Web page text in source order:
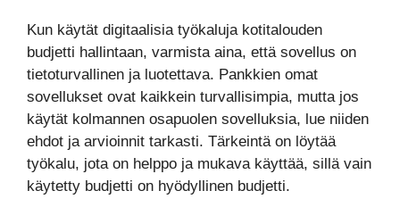
Kun käytät digitaalisia työkaluja kotitalouden
budjetti hallintaan, varmista aina, että sovellus on
tietoturvallinen ja luotettava. Pankkien omat
sovellukset ovat kaikkein turvallisimpia, mutta jos
käytät kolmannen osapuolen sovelluksia, lue niiden
ehdot ja arvioinnit tarkasti. Tärkeintä on löytää
työkalu, jota on helppo ja mukava käyttää, sillä vain
käytetty budjetti on hyödyllinen budjetti.